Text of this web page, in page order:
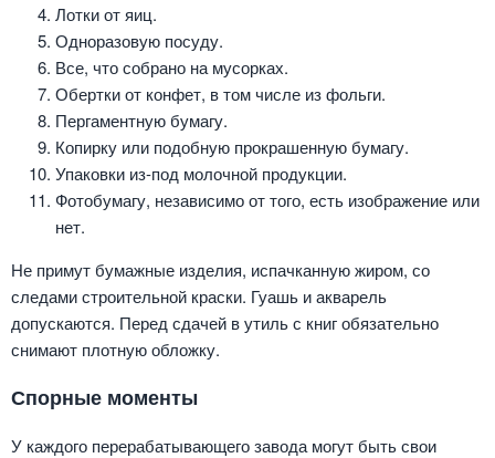
Лотки от яиц.
Одноразовую посуду.
Все, что собрано на мусорках.
Обертки от конфет, в том числе из фольги.
Пергаментную бумагу.
Копирку или подобную прокрашенную бумагу.
Упаковки из-под молочной продукции.
Фотобумагу, независимо от того, есть изображение или
нет.
Не примут бумажные изделия, испачканную жиром, со
следами строительной краски. Гуашь и акварель
допускаются. Перед сдачей в утиль с книг обязательно
снимают плотную обложку.
Спорные моменты
У каждого перерабатывающего завода могут быть свои